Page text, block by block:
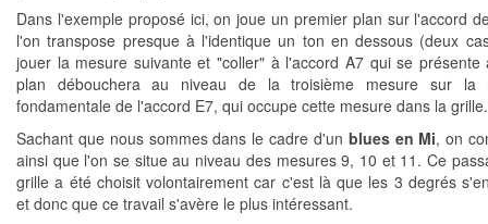
Dans l'exemple proposé ici, on joue un premier plan sur l'accord
l'on transpose presque à l'identique un ton en dessous (deux
jouer la mesure suivante et "coller" à l'accord A7 qui se présente
plan débouchera au niveau de la troisième mesure sur la
fondamentale de l'accord E7, qui occupe cette mesure dans la grille.
Sachant que nous sommes dans le cadre d'un blues en Mi, on
ainsi que l'on se situe au niveau des mesures 9, 10 et 11. Ce
grille a été choisit volontairement car c'est là que les 3 degrés
et donc que ce travail s'avère le plus intéressant.